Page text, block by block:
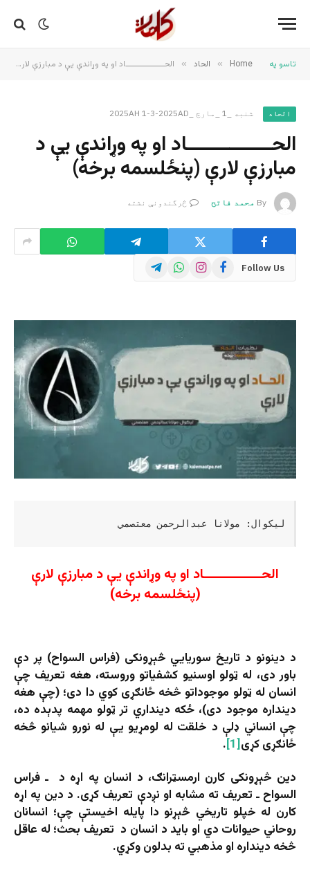
تاسو په Home
» الحاد » الحــــــــــــــاد او په وړاندې یې د مبارزې لارې (پنځلسمه برخه)
الحاد شنبه _1 _مارچ _2025AH 1-3-2025AD
الحــــــــــــــاد او په وړاندې یې د
مبارزې لارې (پنځلسمه برخه)
By محمد فاتح څرگندونې نشته
Follow Us
Facebook
Instagram
WhatsApp
Telegram
لیکوال: مولانا عبدالرحمن معتصمي
الحــــــــــــــاد او په وړاندې یې د مبارزې لارې
(پنځلسمه برخه)
د دینونو د تاریخ سوریايي څېړونکی (فراس السواح) پر دې
باور دی، له ټولو اوسنیو کشفیاتو وروسته، هغه تعریف چې
انسان له ټولو موجوداتو څخه ځانګړی کوي دا دی؛ (چې هغه
دینداره موجود دی)، ځکه دینداري تر ټولو مهمه پدېده ده،
چې انساني ډلې د خلقت له لومړیو یې له نورو شیانو څخه
ځانګړی کړی[1]
.
دین څېړونکی کارن ارمسټرانګ، د انسان په اړه د ـ فراس
السواح ـ تعریف ته مشابه او نږدې تعریف کړی. د دین په اړه
کارن له خپلو تاریخي څېړنو دا پایله اخيستې چې؛ انسانان
روحاني حیوانات دي او باید د انسان د تعریف بحث؛ له عاقل
څخه دینداره او مذهبي ته بدلون وکړي.